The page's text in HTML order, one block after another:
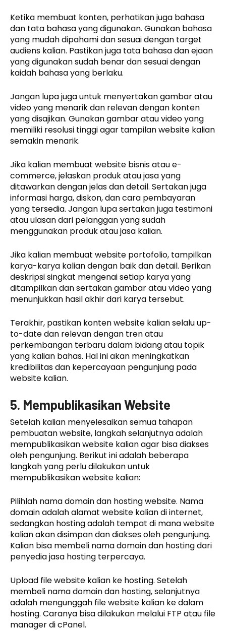
Ketika membuat konten, perhatikan juga bahasa
dan tata bahasa yang digunakan. Gunakan bahasa
yang mudah dipahami dan sesuai dengan target
audiens kalian. Pastikan juga tata bahasa dan ejaan
yang digunakan sudah benar dan sesuai dengan
kaidah bahasa yang berlaku.
Jangan lupa juga untuk menyertakan gambar atau
video yang menarik dan relevan dengan konten
yang disajikan. Gunakan gambar atau video yang
memiliki resolusi tinggi agar tampilan website kalian
semakin menarik.
Jika kalian membuat website bisnis atau e-
commerce, jelaskan produk atau jasa yang
ditawarkan dengan jelas dan detail. Sertakan juga
informasi harga, diskon, dan cara pembayaran
yang tersedia. Jangan lupa sertakan juga testimoni
atau ulasan dari pelanggan yang sudah
menggunakan produk atau jasa kalian.
Jika kalian membuat website portofolio, tampilkan
karya-karya kalian dengan baik dan detail. Berikan
deskripsi singkat mengenai setiap karya yang
ditampilkan dan sertakan gambar atau video yang
menunjukkan hasil akhir dari karya tersebut.
Terakhir, pastikan konten website kalian selalu up-
to-date dan relevan dengan tren atau
perkembangan terbaru dalam bidang atau topik
yang kalian bahas. Hal ini akan meningkatkan
kredibilitas dan kepercayaan pengunjung pada
website kalian.
5. Mempublikasikan Website
Setelah kalian menyelesaikan semua tahapan
pembuatan website, langkah selanjutnya adalah
mempublikasikan website kalian agar bisa diakses
oleh pengunjung. Berikut ini adalah beberapa
langkah yang perlu dilakukan untuk
mempublikasikan website kalian:
Pilihlah nama domain dan hosting website. Nama
domain adalah alamat website kalian di internet,
sedangkan hosting adalah tempat di mana website
kalian akan disimpan dan diakses oleh pengunjung.
Kalian bisa membeli nama domain dan hosting dari
penyedia jasa hosting terpercaya.
Upload file website kalian ke hosting. Setelah
membeli nama domain dan hosting, selanjutnya
adalah mengunggah file website kalian ke dalam
hosting. Caranya bisa dilakukan melalui FTP atau file
manager di cPanel.